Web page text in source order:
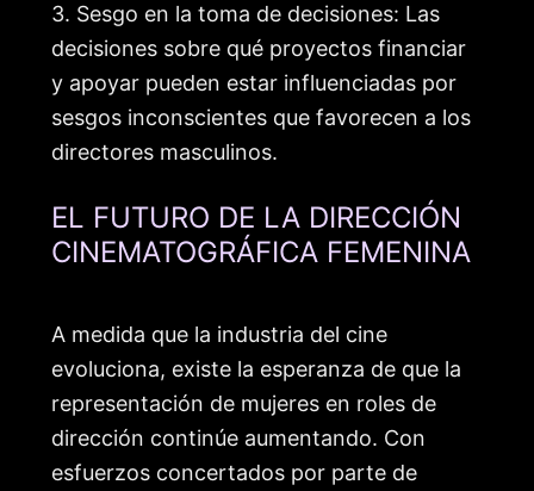
3. Sesgo en la toma de decisiones: Las
decisiones sobre qué proyectos financiar
y apoyar pueden estar influenciadas por
sesgos inconscientes que favorecen a los
directores masculinos.
EL FUTURO DE LA DIRECCIÓN
CINEMATOGRÁFICA FEMENINA
A medida que la industria del cine
evoluciona, existe la esperanza de que la
representación de mujeres en roles de
dirección continúe aumentando. Con
esfuerzos concertados por parte de